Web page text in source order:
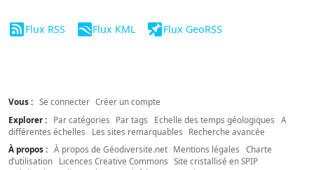
Flux RSS Flux KML Flux GeoRSS
Vous : Se connecter Créer un compte
Explorer :
Par catégories Par tags Echelle des temps géologiques
A
différentes échelles
Les sites remarquables
Recherche avancée
À propos : À propos de Géodiversite.net Mentions légales
Charte
d’utilisation
Licences Creative Commons Site cristallisé en SPIP